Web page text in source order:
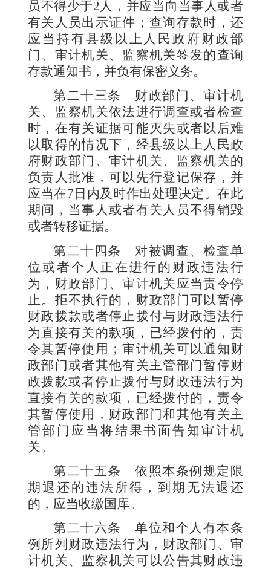
员不得少于2人，并应当向当事人或者
有关人员出示证件；查询存款时，还
应当持有县级以上人民政府财政部
门、审计机关、监察机关签发的查询
存款通知书，并负有保密义务。
第二十三条 财政部门、审计机
关、监察机关依法进行调查或者检查
时，在有关证据可能灭失或者以后难
以取得的情况下，经县级以上人民政
府财政部门、审计机关、监察机关的
负责人批准，可以先行登记保存，并
应当在7 日内及时作出处理决定。在此
期间，当事人或者有关人员不得销毁
或者转移证据。
第二十四条 对被调查、检查单
位或者个人正在进行的财政违法行
为，财政部门、审计机关应当责令停
止。拒不执行的，财政部门可以暂停
财政拨款或者停止拨付与财政违法行
为直接有关的款项，已经拨付的，责
令其暂停使用；审计机关可以通知财
政部门或者其他有关主管部门暂停财
政拨款或者停止拨付与财政违法行为
直接有关的款项，已经拨付的，责令
其暂停使用，财政部门和其他有关主
管部门应当将结果书面告知审计机
关。
第二十五条依照本条例规定限
期退还的违法所得，到期无法退还
的，应当收缴国库。
第二十六条单位和个人有本条
例所列财政违法行为，财政部门、审
计机关、监察机关可以公告其财政违